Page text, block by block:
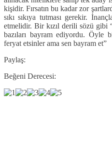
kişidir. Fırsatın bu kadar zor
sıkı sıkıya tutması gerekir.
etmelidir. Bir kızıl derili sözü gibi
bazıları bayram ediyordu. Öyle
feryat etsinler ama sen bayram et”
Paylaş:
Beğeni Derecesi: